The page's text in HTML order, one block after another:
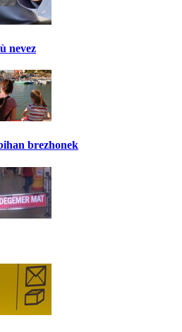
nevez
brezhonek